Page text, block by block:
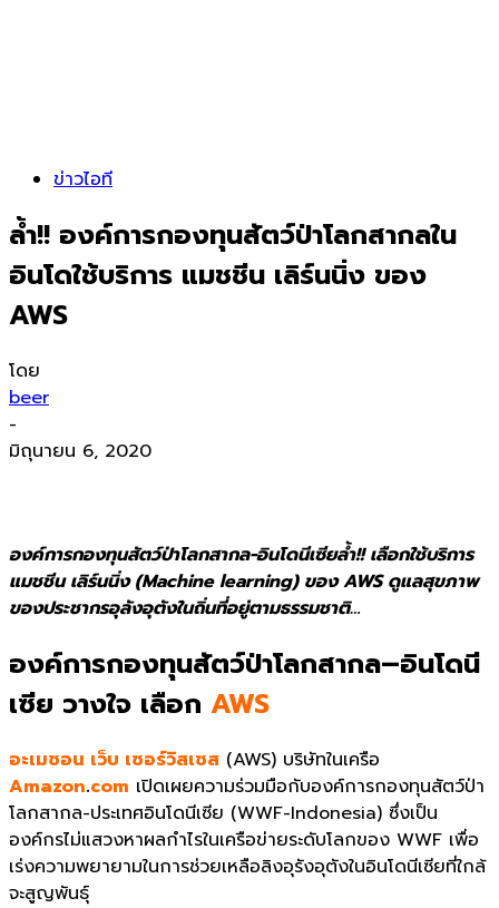
ข่าวไอที
ล้ำ!! องค์การกองทุนสัตว์ป่าโลกสากลใน
อินโดใช้บริการ แมชชีน เลิร์นนิ่ง ของ
AWS
โดย
beer
-
มิถุนายน 6, 2020
องค์การกองทุนสัตว์ป่าโลกสากล-อินโดนีเซียล้ำ!! เลือกใช้บริการ
แมชชีน เลิร์นนิ่ง (Machine learning) ของ AWS ดูแลสุขภาพ
ของประชากรอุลังอุตังในถิ่นที่อยู่ตามธรรมชาติ…
องค์การกองทุนสัตว์ป่าโลกสากล–อินโดนี
เซีย วางใจ เลือก AWS
อะเมซอน เว็บ เซอร์วิสเซส (AWS) บริษัทในเครือ
Amazon.com เปิดเผยความร่วมมือกับองค์การกองทุนสัตว์ป่า
โลกสากล-ประเทศอินโดนีเซีย (WWF-Indonesia) ซึ่งเป็น
องค์กรไม่แสวงหาผลกำไรในเครือข่ายระดับโลกของ WWF เพื่อ
เร่งความพยายามในการช่วยเหลือลิงอุรังอุตังในอินโดนีเซียที่ใกล้
จะสูญพันธุ์